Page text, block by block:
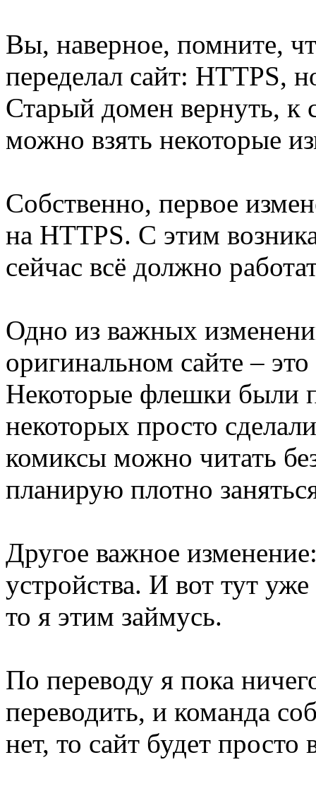
Вы, наверное, помните,
переделал сайт: HTTPS,
Старый домен вернуть, к
можно взять некоторые
Собственно, первое
на HTTPS. С этим
сейчас всё должно
Одно из важных
оригинальном сайте –
Некоторые флешки были
некоторых просто
комиксы можно читать
планирую плотно
Другое важное
устройства. И вот тут
то я этим займусь.
По переводу я пока
переводить, и команда
нет, то сайт будет просто